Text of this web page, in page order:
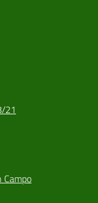
21